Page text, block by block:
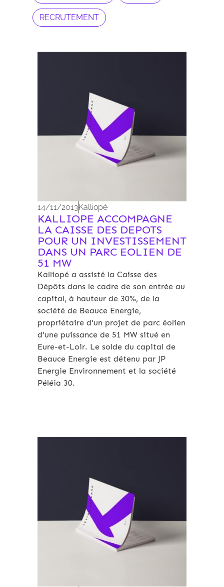
RECRUTEMENT
14/11/2013Kalliopé
KALLIOPE ACCOMPAGNE
LA CAISSE DES DEPOTS
POUR UN INVESTISSEMENT
DANS UN PARC EOLIEN DE
51 MW
Kalliopé a assisté la Caisse des
Dépôts dans le cadre de son entrée au
capital, à hauteur de 30%, de la
société de Beauce Energie,
propriétaire d'un projet de parc éolien
d'une puissance de 51 MW situé en
Eure-et-Loir. Le solde du capital de
Beauce Energie est détenu par JP
Energie Environnement et la société
Péléia 30.